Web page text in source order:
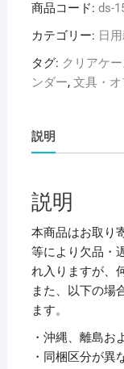
ト
ラ
ク
リ
ー
ケ
(ク
リ
ア
ケ
ー
ス)
(マ
チ
付)
商品コード: ds-
カテゴリー: 日
タグ: クリアケ
ンダー, 文具・
説明
説明
本商品はお取り
等により欠品・
れ入りますが、
また、以下の場
ます。
・沖縄、離島お
・同梱区分が異